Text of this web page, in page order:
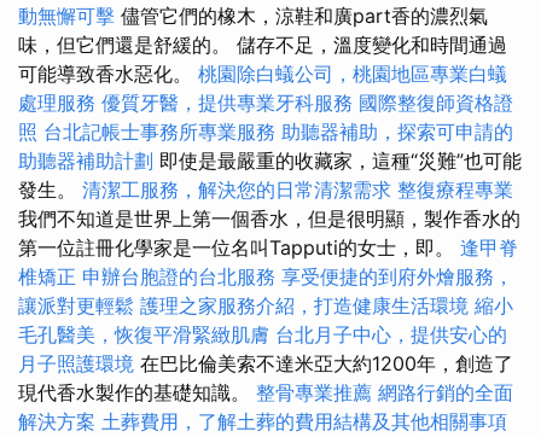
動無懈可擊 儘管它們的橡木，涼鞋和廣part香的濃烈氣
味，但它們還是舒緩的。 儲存不足，溫度變化和時間通過
可能導致香水惡化。 桃園除白蟻公司，桃園地區專業白蟻
處理服務 優質牙醫，提供專業牙科服務 國際整復師資格證
照 台北記帳士事務所專業服務 助聽器補助，探索可申請的
助聽器補助計劃 即使是最嚴重的收藏家，這種“災難”也可能
發生。 清潔工服務，解決您的日常清潔需求 整復療程專業
我們不知道是世界上第一個香水，但是很明顯，製作香水的
第一位註冊化學家是一位名叫Tapputi的女士，即。 逢甲脊
椎矯正 申辦台胞證的台北服務 享受便捷的到府外燴服務，
讓派對更輕鬆 護理之家服務介紹，打造健康生活環境 縮小
毛孔醫美，恢復平滑緊緻肌膚 台北月子中心，提供安心的
月子照護環境 在巴比倫美索不達米亞大約1200年，創造了
現代香水製作的基礎知識。 整骨專業推薦 網路行銷的全面
解決方案 土葬費用，了解土葬的費用結構及其他相關事項